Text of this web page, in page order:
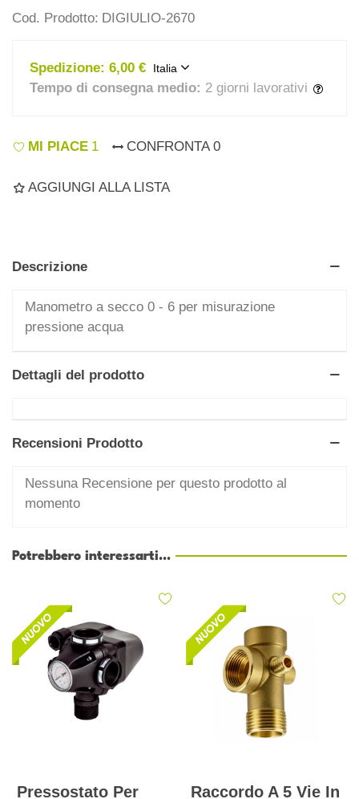
Cod. Prodotto: DIGIULIO-2670
Spedizione: 6,00 € Italia
Tempo di consegna medio: 2 giorni lavorativi
MI PIACE 1 CONFRONTA 0
AGGIUNGI ALLA LISTA
Descrizione
Manometro a secco 0 - 6 per misurazione
pressione acqua
Dettagli del prodotto
Recensioni Prodotto
Nessuna Recensione per questo prodotto al
momento
Potrebbero interessarti...
Pressostato Per Raccordo A 5 Vie In